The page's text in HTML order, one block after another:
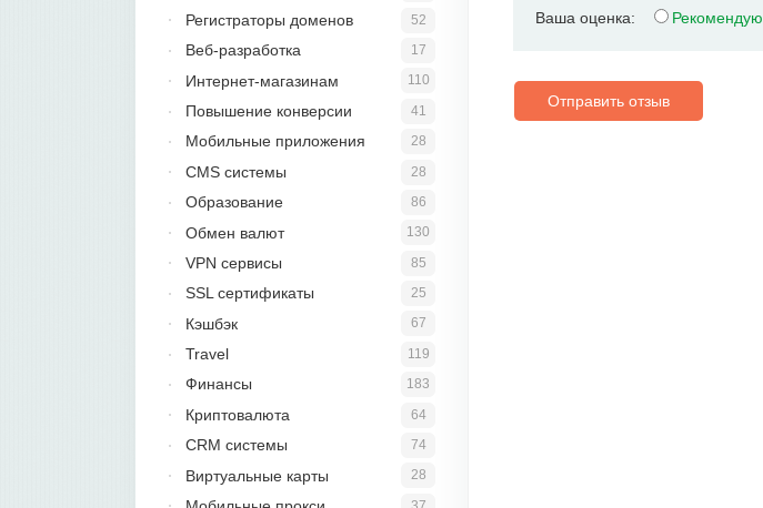
Ваша оценка: Рекомендую
Отправить отзыв
52
Регистраторы доменов
17
Веб-разработка
110
Интернет-магазинам
41
Повышение конверсии
28
Мобильные приложения
28
CMS системы
86
Образование
130
Обмен валют
85
VPN сервисы
25
SSL сертификаты
67
Кэшбэк
119
Travel
183
Финансы
64
Криптовалюта
74
CRM системы
28
Виртуальные карты